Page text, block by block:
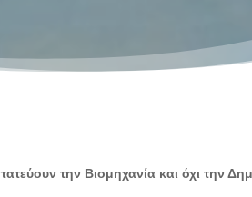
την Βιομηχανία και όχι την